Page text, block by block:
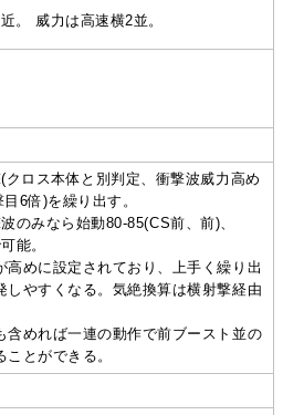
。 威力は高速横2並。
ロス本体と別判定、衝撃波威力高め
6倍)を繰り出す。
のみなら始動80-85(CS前、前)、
能。
高めに設定されており、上手く繰り出
しやすくなる。気絶換算は横射撃経由
含めれば一連の動作で前ブースト並の
とができる。